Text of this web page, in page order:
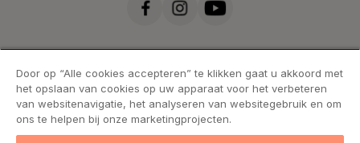
Door op “Alle cookies accepteren” te klikken gaat u akkoord met
het opslaan van cookies op uw apparaat voor het verbeteren
van websitenavigatie, het analyseren van websitegebruik en om
ons te helpen bij onze marketingprojecten.